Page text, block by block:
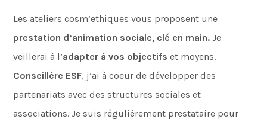
Les ateliers cosm’ethiques vous proposent une
prestation d’animation sociale, clé en main. Je
veillerai à l’adapter à vos objectifs et moyens.
Conseillère ESF, j’ai à coeur de développer des
partenariats avec des structures sociales et
associations. Je suis régulièrement prestataire pour